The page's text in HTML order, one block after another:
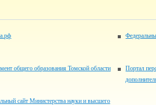
общего образования Томской области
Портал
сайт Министерства науки и высшего